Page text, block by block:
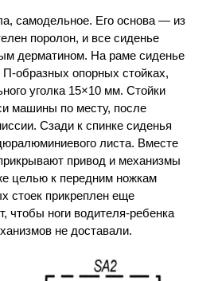
самодельное. Его основа — из
поролон, и все сиденье
дерматином. На раме сиденье
образных опорных стойках,
уголка 15×10 мм. Стойки
машины по месту, после
Сзади к спинке сиденья
листа. Вместе
привод и механизмы
целью к передним ножкам
стоек прикреплен еще
чтобы ноги водителя-ребенка
не доставали.